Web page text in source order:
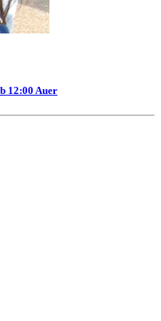
12:00 Auer